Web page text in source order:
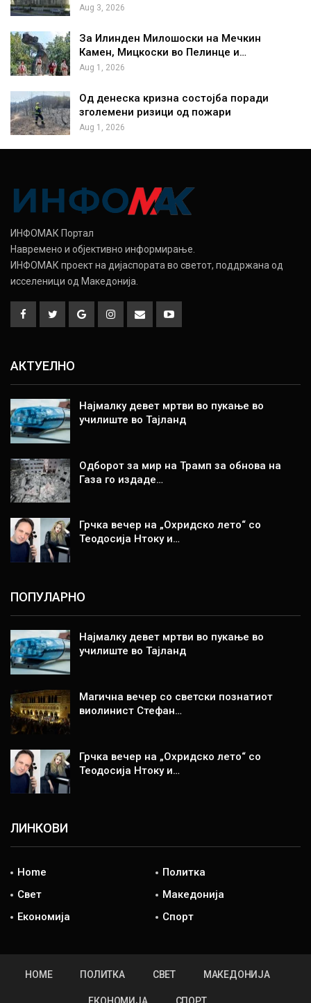
Aug 3, 2026
За Илинден Милошоски на Мечкин
Камен, Мицкоски во Пелинце и…
Aug 1, 2026
Од денеска кризна состојба поради
зголемени ризици од пожари
Aug 1, 2026
ИНФОМАК Портал
Навремено и објективно информирање.
ИНФОМАК проект на дијаспората во светот, поддржана од
исселеници од Македонија.
АКТУЕЛНО
Најмалку девет мртви во пукање во
училиште во Тајланд
Одборот за мир на Трамп за обнова на
Газа го издаде…
Грчка вечер на „Охридско лето“ со
Теодосија Нтоку и…
ПОПУЛАРНО
Најмалку девет мртви во пукање во
училиште во Тајланд
Магична вечер со светски познатиот
виолинист Стефан…
Грчка вечер на „Охридско лето“ со
Теодосија Нтоку и…
ЛИНКОВИ
Home
Политка
Свет
Македонија
Економија
Спорт
HOME ПОЛИТКА СВЕТ МАКЕДОНИЈА
ЕКОНОМИЈА СПОРТ